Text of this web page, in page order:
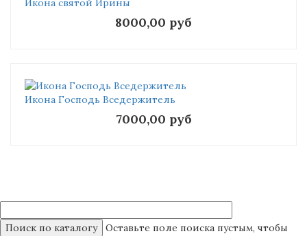
Икона святой Ирины
8000,00 руб
Икона Господь Вседержитель
7000,00 руб
Оставьте поле поиска пустым, чтобы